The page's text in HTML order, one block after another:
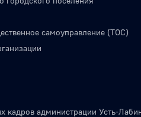
самоуправление (ТОС)
кадров администрации Усть-